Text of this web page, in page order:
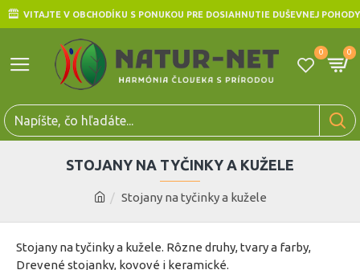
VITAJTE V OBCHODÍKU S PONUKOU PRE DOSIAHNUTIE DUŠEVNEJ POHODY
0 0
Stojany na tyčinky a kužele
STOJANY NA TYČINKY A KUŽELE
Stojany na tyčinky a kužele. Rôzne druhy, tvary a farby,
Drevené stojanky, kovové i keramické.